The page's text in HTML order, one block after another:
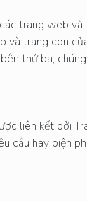
trang web và
và trang con
thứ ba,
liên kết bởi
cầu hay biện